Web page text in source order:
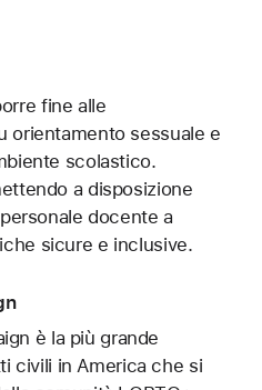
fine alle
orientamento sessuale e
scolastico.
a disposizione
docente a
sicure e inclusive.
è la più grande
civili in America che si